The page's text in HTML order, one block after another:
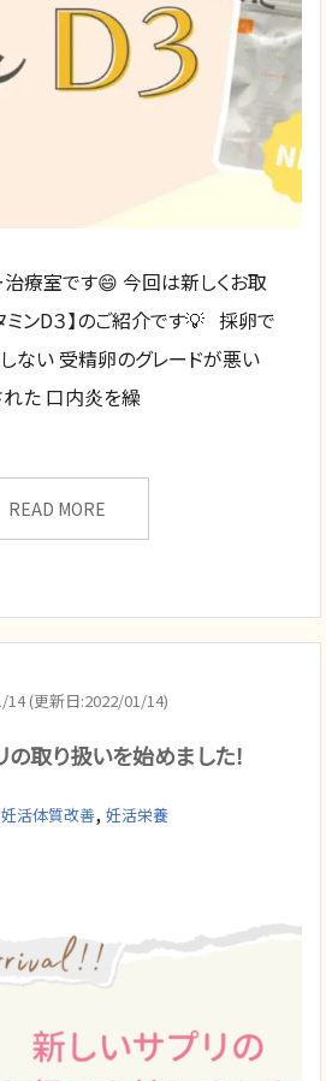
治療室です😄 今回は新しくお取
ミンD３】のご紹介です💡 採卵で
ない 受精卵のグレードが悪い
た 口内炎を繰
READ MORE
14 (更新日:2022/01/14)
取り扱いを始めました！
妊活体質改善, 妊活栄養